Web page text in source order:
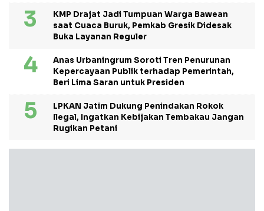
KMP Drajat Jadi Tumpuan Warga Bawean
saat Cuaca Buruk, Pemkab Gresik Didesak
Buka Layanan Reguler
Anas Urbaningrum Soroti Tren Penurunan
Kepercayaan Publik terhadap Pemerintah,
Beri Lima Saran untuk Presiden
LPKAN Jatim Dukung Penindakan Rokok
Ilegal, Ingatkan Kebijakan Tembakau Jangan
Rugikan Petani